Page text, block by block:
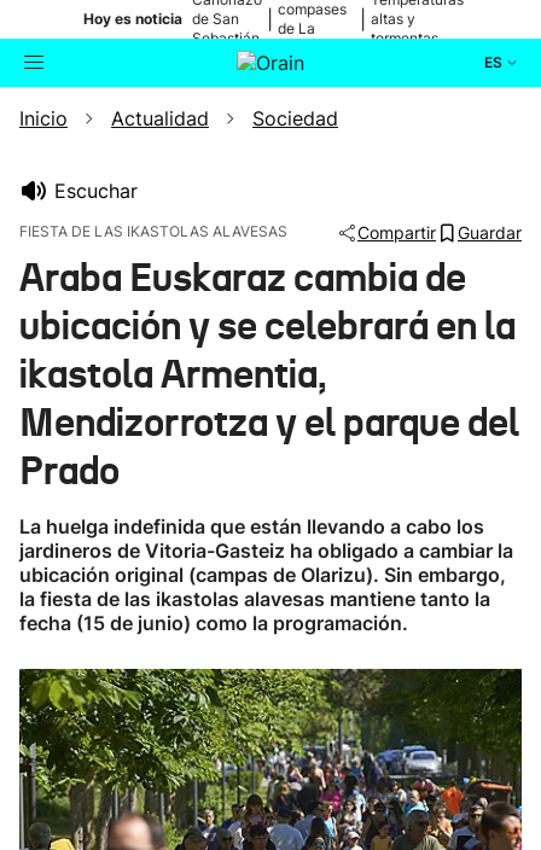
Hoy es noticia de San
Sebastián
compases
de La
altas y
tormentas
ES
Buscador Actualidad
Ikusmiran
Eguraldia
Inicio Actualidad Sociedad
Escuchar
FIESTA DE LAS IKASTOLAS ALAVESAS Compartir Guardar
Araba Euskaraz cambia de
ubicación y se celebrará en la
ikastola Armentia,
Mendizorrotza y el parque del
Prado
La huelga indefinida que están llevando a cabo los
jardineros de Vitoria-Gasteiz ha obligado a cambiar la
ubicación original (campas de Olarizu). Sin embargo,
la fiesta de las ikastolas alavesas mantiene tanto la
fecha (15 de junio) como la programación.